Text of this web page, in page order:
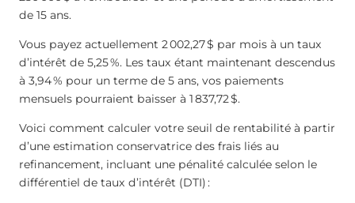
de 15 ans.
Vous payez actuellement 2 002,27 $ par mois à un taux
d’intérêt de 5,25 %. Les taux étant maintenant descendus
à 3,94 % pour un terme de 5 ans, vos paiements
mensuels pourraient baisser à 1 837,72 $.
Voici comment calculer votre seuil de rentabilité à partir
d’une estimation conservatrice des frais liés au
refinancement, incluant une pénalité calculée selon le
différentiel de taux d’intérêt (DTI) :